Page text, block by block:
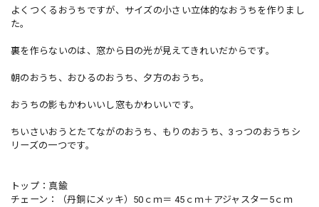
よくつくるおうちですが、サイズの小さい立体的なおうちを作りまし
た。
裏を作らないのは、窓から日の光が見えてきれいだからです。
朝のおうち、おひるのおうち、夕方のおうち。
おうちの影もかわいいし窓もかわいいです。
ちいさいおうとたてながのおうち、もりのおうち、3っつのおうちシ
リーズの一つです。
トップ：真鍮
チェーン：（丹銅にメッキ）50ｃｍ＝ 45ｃｍ＋アジャスター5ｃｍ